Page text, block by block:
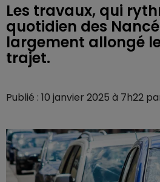
Les travaux, qui
quotidien des
largement allongé
trajet.
Publié : 10 janvier 2025 à 7h22